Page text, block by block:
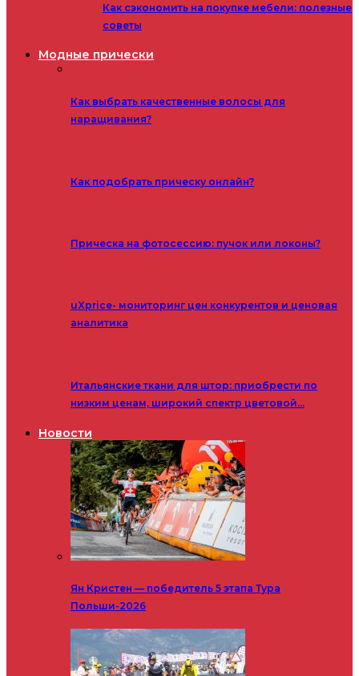
Как сэкономить на покупке мебели: полезные
советы
Модные прически
Как выбрать качественные волосы для
наращивания?
Как подобрать прическу онлайн?
Прическа на фотосессию: пучок или локоны?
uXprice- мониторинг цен конкурентов и ценовая
аналитика
Итальянские ткани для штор: приобрести по
низким ценам, широкий спектр цветовой…
Новости
Ян Кристен — победитель 5 этапа Тура
Польши-2026